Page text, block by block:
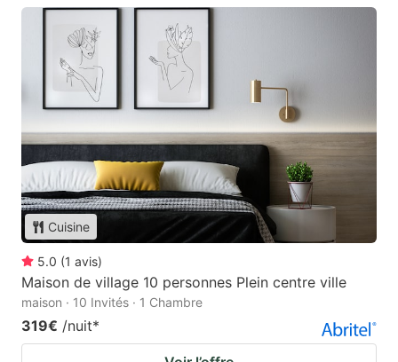
Cuisine
5.0 (1 avis)
Maison de village 10 personnes Plein centre ville
maison · 10 Invités · 1 Chambre
319€ /nuit*